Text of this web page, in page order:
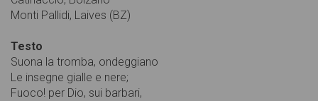
Monti Pallidi, Laives (BZ)
Testo
Suona la tromba, ondeggiano
Le insegne gialle e nere;
Fuoco! per Dio, sui barbari,